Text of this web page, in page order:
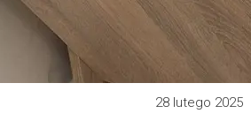
2013
28 lutego 2025